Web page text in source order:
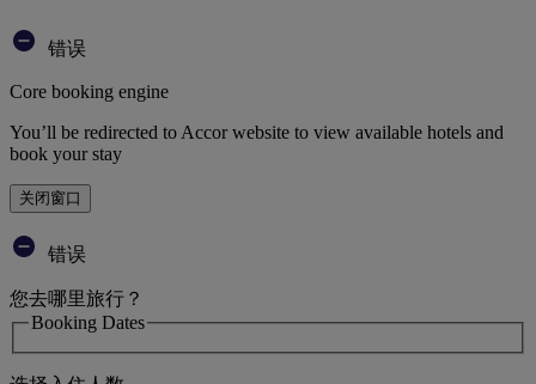
错误
Core booking engine
You’ll be redirected to Accor website to view available hotels and
book your stay
关闭窗口
错误
您去哪里旅行？
Booking Dates